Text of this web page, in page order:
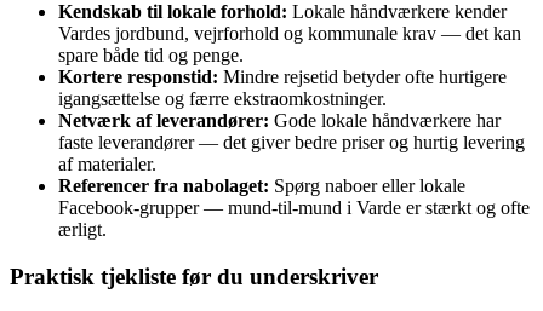
Kendskab til lokale forhold: Lokale håndværkere kender
Vardes jordbund, vejrforhold og kommunale krav — det kan
spare både tid og penge.
Kortere responstid: Mindre rejsetid betyder ofte hurtigere
igangsættelse og færre ekstraomkostninger.
Netværk af leverandører: Gode lokale håndværkere har
faste leverandører — det giver bedre priser og hurtig levering
af materialer.
Referencer fra nabolaget: Spørg naboer eller lokale
Facebook‑grupper — mund‑til‑mund i Varde er stærkt og ofte
ærligt.
Praktisk tjekliste før du underskriver